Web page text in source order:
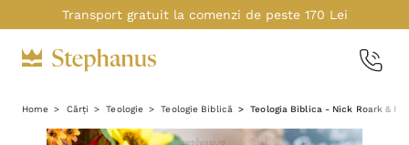
Transport gratuit la comenzi de peste 170 Lei
Home Cărți Teologie Teologie Biblică Teologia Biblica - Nick Roark &